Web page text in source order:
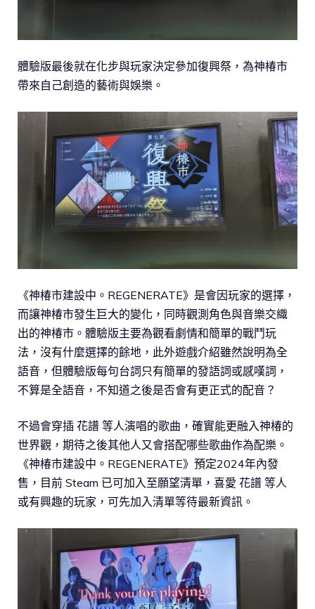
體驗版最後就在化步與玩家決定參加復興祭，為神椿市
帶來自己創造的藝術與娛樂。
《神椿市建設中。REGENERATE》是會因玩家的選擇，
而讓神椿市發生巨大的變化，同時觀測角色與音樂交織
出的神椿市。體驗版主要為觀看劇情和簡單的戰鬥玩
法，沒有什麼選擇的餘地，此外遊戲介紹雖然說明為全
語音，但體驗版每句台詞只有簡單的發語詞或感嘆詞，
不算是全語音，不知道之後是否會有更正式的配音？
不過會穿插 花譜 等人演唱的歌曲，確實能更融入神椿的
世界觀，期待之後其他人又會搭配哪些歌曲作為配樂。
《神椿市建設中。REGENERATE》預定2024年內發
售，目前 Steam 已可加入至願望清單，喜愛 花譜 等人
或有興趣的玩家，可先加入清單等待最新資訊。